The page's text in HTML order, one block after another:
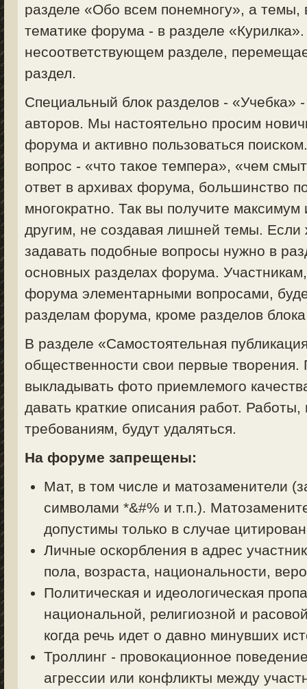
разделе «Обо всем понемногу», а
тематике форума - в разделе
несоответствующем разделе,
раздел.
Специальный блок разделов -
авторов. Мы настоятельно просим
форума и активно пользоваться
вопрос - «что такое темпера», «чем
ответ в архивах форума, большинство
многократно. Так вы получите
другим, не создавая лишней темы. Если
задавать подобные вопросы нужно в
основных разделах форума.
форума элементарными вопросами,
разделам форума, кроме разделов
В разделе «Самостоятельная
общественности свои первые
выкладывать фото приемлемого
давать краткие описания работ.
требованиям, будут удаляться.
На форуме запрещены:
Мат, в том числе и матозаменители
символами *&#% и т.п.).
допустимы только в случае
Личные оскорбления в адрес
пола, возраста, национальности,
Политическая и идеологическая
национальной, религиозной и
когда речь идет о давно минувших
Троллинг - провокационное
агрессии или конфликты между